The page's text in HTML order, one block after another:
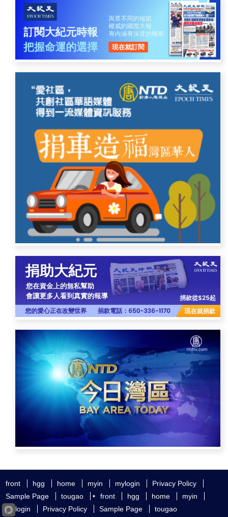
front hgg home myin mylogin
Privacy Policy
Sample Page
tougao • front hgg home
myin
mylogin
Privacy Policy Sample Page tougao